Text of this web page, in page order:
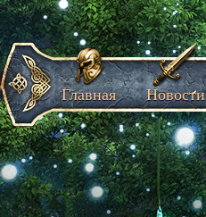
Главная Новости